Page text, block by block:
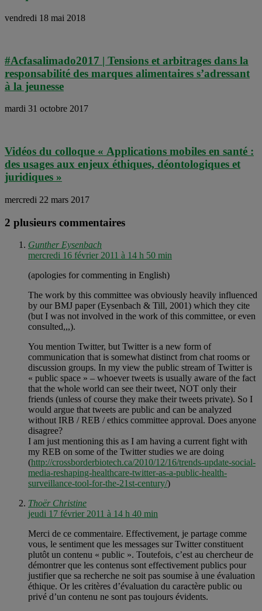
vendredi 18 mai 2018
#Acfasalimado2017 | Tensions et arbitrages dans la
responsabilité des marques alimentaires s’adressant
à la jeunesse
mardi 31 octobre 2017
Vidéos du colloque « Applications mobiles en santé :
des usages aux enjeux éthiques, déontologiques et
juridiques »
mercredi 22 mars 2017
2 plusieurs commentaires
Gunther Eysenbach
mercredi 16 février 2011 à 14 h 50 min
(apologies for commenting in English)
The work by this committee was obviously heavily influenced
by our BMJ paper (Eysenbach & Till, 2001) which they cite
(but I was not involved in the work of this committee, or even
consulted,,,).
You mention Twitter, but Twitter is a new form of
communication that is somewhat distinct from chat rooms or
discussion groups. In my view the public stream of Twitter is
« public space » – whoever tweets is usually aware of the fact
that the whole world can see their tweet, NOT only their
friends (unless of course they make their tweets private). So I
would argue that tweets are public and can be analyzed
without IRB / REB / ethics committee approval. Does anyone
disagree?
I am just mentioning this as I am having a current fight with
my REB on some of the Twitter studies we are doing
(http://crossborderbiotech.ca/2010/12/16/trends-update-social-
media-reshaping-healthcare-twitter-as-a-public-health-
surveillance-tool-for-the-21st-century/)
Thoër Christine
jeudi 17 février 2011 à 14 h 40 min
Merci de ce commentaire. Effectivement, je partage comme
vous, le sentiment que les messages sur Twitter constituent
plutôt un contenu « public ». Toutefois, c’est au chercheur de
démontrer que les contenus sont effectivement publics pour
justifier que sa recherche ne soit pas soumise à une évaluation
éthique. Or les critères d’évaluation du caractère public ou
privé d’un contenu ne sont pas toujours évidents.